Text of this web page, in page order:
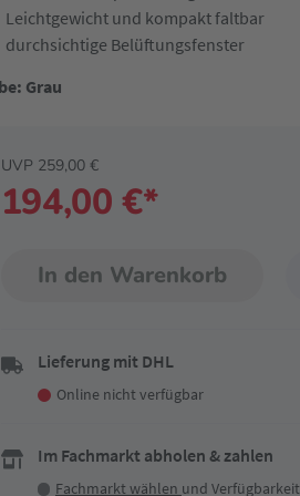
Leichtgewicht und kompakt faltbar
durchsichtige Belüftungsfenster
Grau
194,00 €*
UVP 259,00 €
In den Warenkorb
Lieferung mit DHL
Online nicht verfügbar
Im Fachmarkt abholen & zahlen
Fachmarkt wählen und Verfügbarkeit